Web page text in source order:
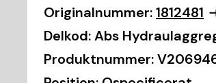
Originalnummer:1812481
Delkod:Abs
Produktnummer: